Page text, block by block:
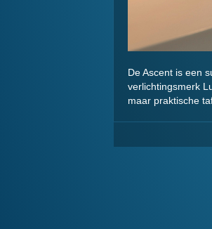
De Ascent is een
verlichtingsmerk
maar praktische